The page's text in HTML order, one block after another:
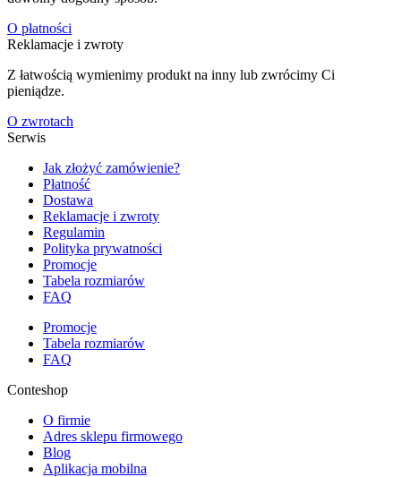
O płatności
Reklamacje i zwroty
Z łatwością wymienimy produkt na inny lub zwrócimy Ci
pieniądze.
O zwrotach
Serwis
Jak złożyć zamówienie?
Płatność
Dostawa
Reklamacje i zwroty
Regulamin
Polityka prywatności
Promocje
Tabela rozmiarów
FAQ
Promocje
Tabela rozmiarów
FAQ
Conteshop
O firmie
Adres sklepu firmowego
Blog
Aplikacja mobilna